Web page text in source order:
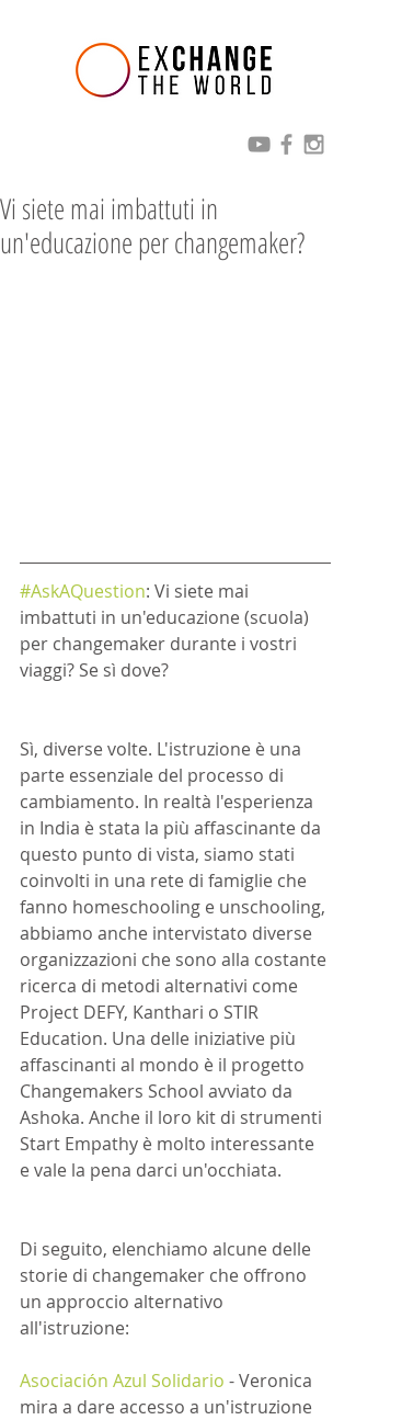
Vi siete mai imbattuti in
un'educazione per changemaker?
#AskAQuestion: Vi siete mai
imbattuti in un'educazione (scuola)
per changemaker durante i vostri
viaggi? Se sì dove?
Sì, diverse volte. L'istruzione è una
parte essenziale del processo di
cambiamento. In realtà l'esperienza
in India è stata la più affascinante da
questo punto di vista, siamo stati
coinvolti in una rete di famiglie che
fanno homeschooling e unschooling,
abbiamo anche intervistato diverse
organizzazioni che sono alla costante
ricerca di metodi alternativi come
Project DEFY, Kanthari o STIR
Education. Una delle iniziative più
affascinanti al mondo è il progetto
Changemakers School avviato da
Ashoka. Anche il loro kit di strumenti
Start Empathy è molto interessante
e vale la pena darci un'occhiata.
Di seguito, elenchiamo alcune delle
storie di changemaker che offrono
un approccio alternativo
all'istruzione:
Asociación Azul Solidario - Veronica
mira a dare accesso a un'istruzione